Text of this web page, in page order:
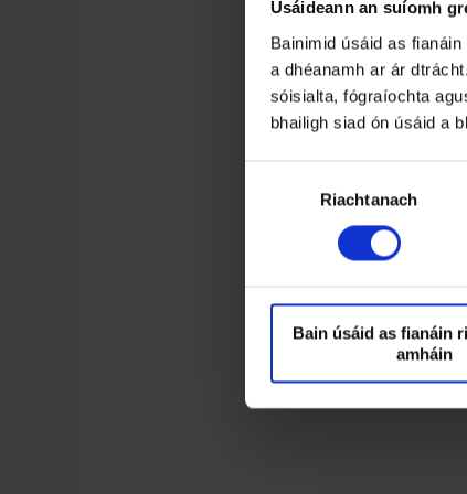
Úsáideann an suíomh
Bainimid úsáid as
a dhéanamh ar ár
sóisialta, fógraíochta
bhailigh siad ón úsáid a
l
Riachtanach
Bain úsáid as fianáin
amháin